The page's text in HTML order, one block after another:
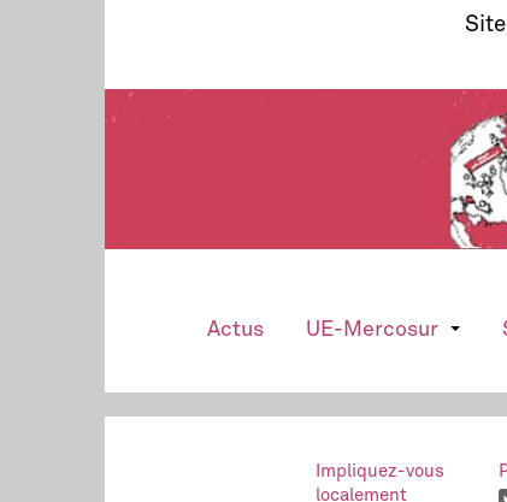
Actus UE-Mercosur
Impliquez-vous
localement